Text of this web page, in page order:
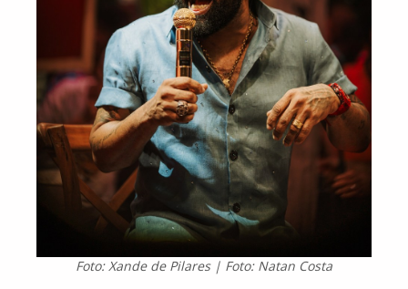
Foto: Xande de Pilares | Foto: Natan Costa